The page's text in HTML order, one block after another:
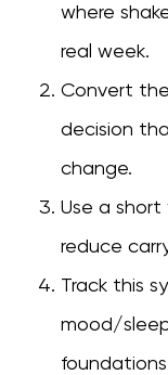
where
real week.
Convert
decision
change.
Use a
reduce
Track this
mood/